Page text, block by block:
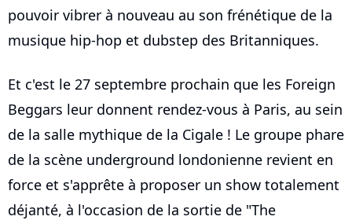
pouvoir vibrer à nouveau au son frénétique de la
musique hip-hop et dubstep des Britanniques.
Et c'est le 27 septembre prochain que les Foreign
Beggars leur donnent rendez-vous à Paris, au sein
de la salle mythique de la Cigale ! Le groupe phare
de la scène underground londonienne revient en
force et s'apprête à proposer un show totalement
déjanté, à l'occasion de la sortie de "The